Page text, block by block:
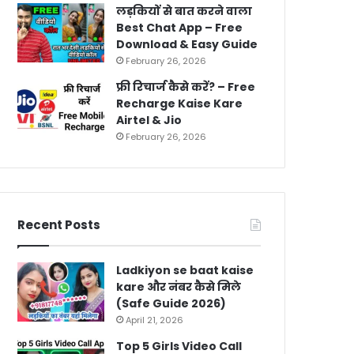
लड़कियों से बात करने वाला
Best Chat App – Free
Download & Easy Guide
February 26, 2026
फ्री रिचार्ज कैसे करें? – Free
Recharge Kaise Kare
Airtel & Jio
February 26, 2026
Recent Posts
Ladkiyon se baat kaise
kare और नंबर कैसे मिले
(Safe Guide 2026)
April 21, 2026
Top 5 Girls Video Call